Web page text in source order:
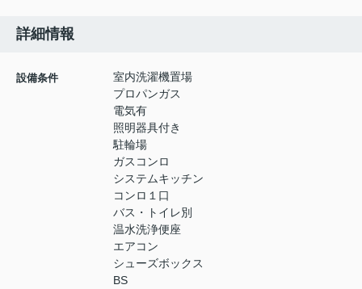
詳細情報
設備条件
室内洗濯機置場
プロパンガス
電気有
照明器具付き
駐輪場
ガスコンロ
システムキッチン
コンロ１口
バス・トイレ別
温水洗浄便座
エアコン
シューズボックス
BS